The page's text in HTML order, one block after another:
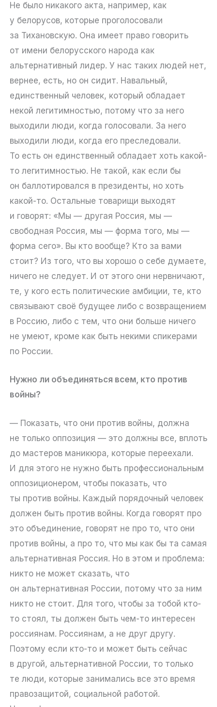
Не было никакого акта, например, как
у белорусов, которые проголосовали
за Тихановскую. Она имеет право говорить
от имени белорусского народа как
альтернативный лидер. У нас таких людей нет,
вернее, есть, но он сидит. Навальный,
единственный человек, который обладает
некой легитимностью, потому что за него
выходили люди, когда голосовали. За него
выходили люди, когда его преследовали.
То есть он единственный обладает хоть какой-
то легитимностью. Не такой, как если бы
он баллотировался в президенты, но хоть
какой-то. Остальные товарищи выходят
и говорят: «Мы — другая Россия, мы —
свободная Россия, мы — форма того, мы —
форма сего». Вы кто вообще? Кто за вами
стоит? Из того, что вы хорошо о себе думаете,
ничего не следует. И от этого они нервничают,
те, у кого есть политические амбиции, те, кто
связывают своё будущее либо с возвращением
в Россию, либо с тем, что они больше ничего
не умеют, кроме как быть некими спикерами
по России.
Нужно ли объединяться всем, кто против
войны?
— Показать, что они против войны, должна
не только оппозиция — это должны все, вплоть
до мастеров маникюра, которые переехали.
И для этого не нужно быть профессиональным
оппозиционером, чтобы показать, что
ты против войны. Каждый порядочный человек
должен быть против войны. Когда говорят про
это объединение, говорят не про то, что они
против войны, а про то, что мы как бы та самая
альтернативная Россия. Но в этом и проблема:
никто не может сказать, что
он альтернативная России, потому что за ним
никто не стоит. Для того, чтобы за тобой кто-
то стоял, ты должен быть чем-то интересен
россиянам. Россиянам, а не друг другу.
Поэтому если кто-то и может быть сейчас
в другой, альтернативной России, то только
те люди, которые занимались все это время
правозащитой, социальной работой.